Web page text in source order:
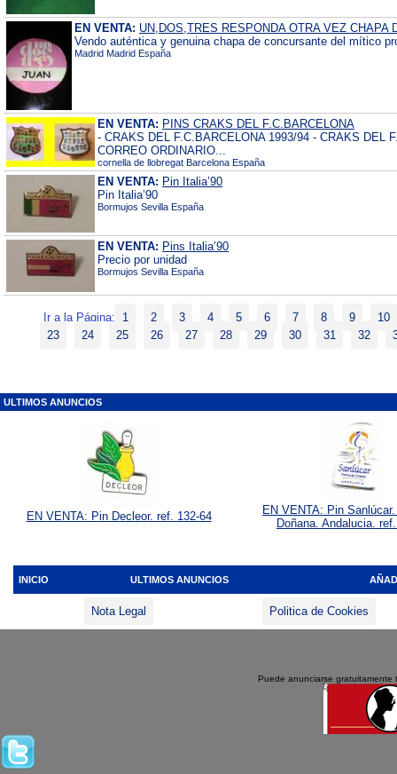
EN VENTA: UN,DOS,TRES RESPONDA OTRA VEZ CHAPA
Vendo auténtica y genuina chapa de concursante del mítico
Madrid Madrid España
EN VENTA: PINS CRAKS DEL F.C.BARCELONA
- CRAKS DEL F.C.BARCELONA 1993/94 - CRAKS DEL
CORREO ORDINARIO...
cornella de llobregat Barcelona España
EN VENTA: Pin Italia’90
Pin Italia’90
Bormujos Sevilla España
EN VENTA: Pins Italia’90
Precio por unidad
Bormujos Sevilla España
Ir a la Página: 1 2 3 4 5 6 7 8 9
10
23
24 25 26 27 28 29 30 31 32
ULTIMOS ANUNCIOS
EN VENTA: Pin Decleor. ref. 132-64
EN VENTA: Pin
Doñana. Andalucia.
INICIO ULTIMOS ANUNCIOS
Nota Legal Politica de Cookies
Puede anunciarse